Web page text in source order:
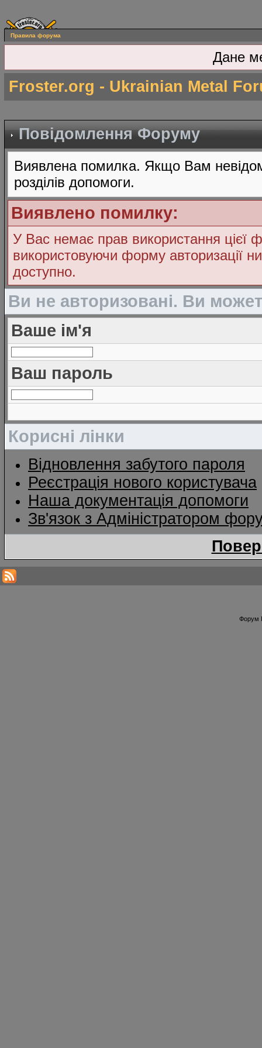
Правила форума
Дане
Froster.org - Ukrainian Metal
Повідомлення Форуму
Виявлена помилка. Якщо Вам
розділів допомоги.
Виявлено помилку:
У Вас немає прав використання цієї
використовуючи форму авторизації
доступно.
Ви не авторизовані. Ви
Ваше ім'я
Ваш пароль
Корисні лінки
Відновлення забутого пароля
Реєстрація нового користувача
Наша документація допомоги
Зв'язок з Адміністратором
Форум